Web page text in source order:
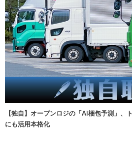
【独自】オープンロジの「AI梱包予測」、
にも活用本格化